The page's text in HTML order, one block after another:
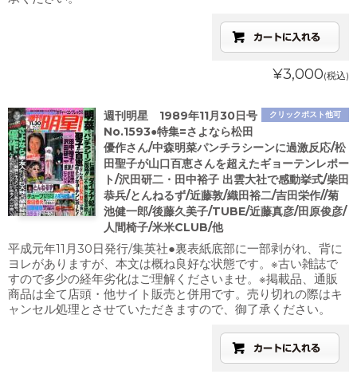
¥3,000(税込)
クリックポスト他可
週刊明星 1989年11月30日号
No.1593●特集=さよなら松田
優作さん/中森明菜パンチラシーンに過激反応/松
田聖子が山口百恵さんを超えたギョーテンレポー
ト/沢田研二・田中裕子 出雲大社で感動挙式/柴田
恭兵/とんねるず/近藤敦/織田裕二/吉田栄作//菊
池健一郎/後藤久美子/TUBE/近藤真彦/田原俊彦/
人間椅子/米米CLUB/他
平成元年11月30日発行/集英社●裏表紙底部に一部剥がれ、背に
ヨレがありますが、本文は概ね良好な状態です。※古い雑誌で
すので多少の経年劣化はご理解くださいませ。※掲載品、通販
商品は全て店頭・他サイト販売と併用です。売り切れの際はキ
ャンセル処理とさせていただきますので、御了承ください。